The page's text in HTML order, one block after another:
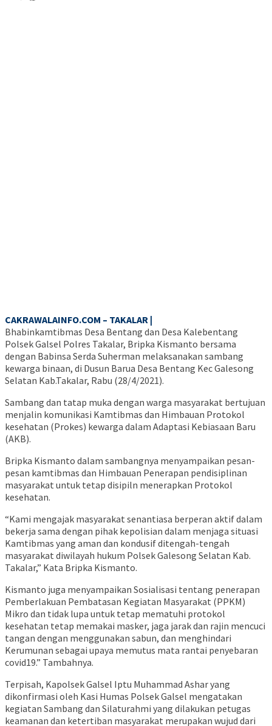
CAKRAWALAINFO.COM – TAKALAR |
Bhabinkamtibmas Desa Bentang dan Desa Kalebentang
Polsek Galsel Polres Takalar, Bripka Kismanto bersama
dengan Babinsa Serda Suherman melaksanakan sambang
kewarga binaan, di Dusun Barua Desa Bentang Kec Galesong
Selatan Kab.Takalar, Rabu (28/4/2021).
Sambang dan tatap muka dengan warga masyarakat bertujuan
menjalin komunikasi Kamtibmas dan Himbauan Protokol
kesehatan (Prokes) kewarga dalam Adaptasi Kebiasaan Baru
(AKB).
Bripka Kismanto dalam sambangnya menyampaikan pesan-
pesan kamtibmas dan Himbauan Penerapan pendisiplinan
masyarakat untuk tetap disipiln menerapkan Protokol
kesehatan.
“Kami mengajak masyarakat senantiasa berperan aktif dalam
bekerja sama dengan pihak kepolisian dalam menjaga situasi
Kamtibmas yang aman dan kondusif ditengah-tengah
masyarakat diwilayah hukum Polsek Galesong Selatan Kab.
Takalar,” Kata Bripka Kismanto.
Kismanto juga menyampaikan Sosialisasi tentang penerapan
Pemberlakuan Pembatasan Kegiatan Masyarakat (PPKM)
Mikro dan tidak lupa untuk tetap mematuhi protokol
kesehatan tetap memakai masker, jaga jarak dan rajin mencuci
tangan dengan menggunakan sabun, dan menghindari
Kerumunan sebagai upaya memutus mata rantai penyebaran
covid19.” Tambahnya.
Terpisah, Kapolsek Galsel Iptu Muhammad Ashar yang
dikonfirmasi oleh Kasi Humas Polsek Galsel mengatakan
kegiatan Sambang dan Silaturahmi yang dilakukan petugas
keamanan dan ketertiban masyarakat merupakan wujud dari